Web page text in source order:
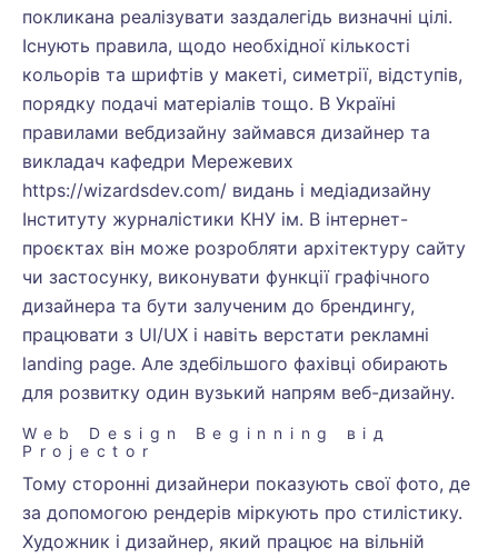
покликана реалізувати заздалегідь визначні цілі.
Існують правила, щодо необхідної кількості
кольорів та шрифтів у макеті, симетрії, відступів,
порядку подачі матеріалів тощо. В Україні
правилами вебдизайну займався дизайнер та
викладач кафедри Мережевих
https://wizardsdev.com/ видань і медіадизайну
Інституту журналістики КНУ ім. В інтернет-
проєктах він може розробляти архітектуру сайту
чи застосунку, виконувати функції графічного
дизайнера та бути залученим до брендингу,
працювати з UI/UX і навіть верстати рекламні
landing page. Але здебільшого фахівці обирають
для розвитку один вузький напрям веб-дизайну.
Web Design Beginning від
Projector
Тому сторонні дизайнери показують свої фото, де
за допомогою рендерів міркують про стилістику.
Художник і дизайнер, який працює на вільній